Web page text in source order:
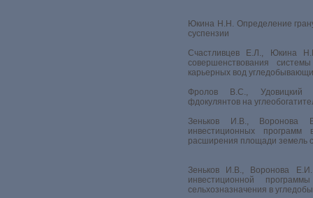
Юкина Н.Н. Определение
суспензии
Счастливцев Е.Л., Юкина
совершенствования
карьерных вод
Фролов В.С., Удовицкий
фдокулянтов на
Зеньков И.В., Воронова
инвестиционных
расширения площади земель
Зеньков И.В., Воронова Е.И.
инвестиционной
сельхозназначения в